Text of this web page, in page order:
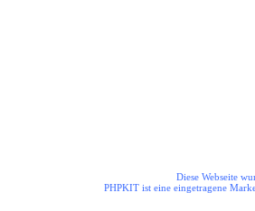
Diese Webseite
PHPKIT ist eine eingetragene